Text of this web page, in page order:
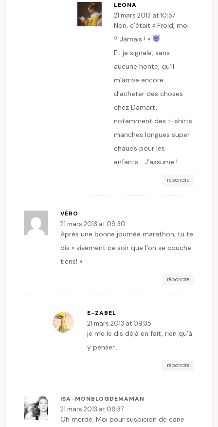
LEONA
21 mars 2013 at 10:57
Non, c’était « Froid, moi
? Jamais ! »
Et je signale, sans
aucune honte, qu’il
m’arrive encore
d’acheter des choses
chez Damart,
notamment des t-shirts
manches longues super
chauds pour les
enfants… J’assume !
répondre
VÉRO
21 mars 2013 at 09:30
Après une bonne journée marathon, tu te
dis « vivement ce soir que l’on se couche
tiens! »
répondre
E-ZABEL
21 mars 2013 at 09:35
je me le dis déjà en fait, rien qu’à
y penser…
répondre
ISA-MONBLOGDEMAMAN
21 mars 2013 at 09:37
Oh merde. Moi pour suspicion de carie